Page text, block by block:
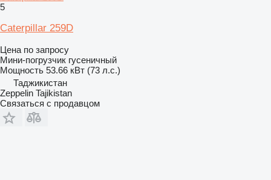
5
Caterpillar 259D
Цена по запросу
Мини-погрузчик гусеничный
Мощность 53.66 кВт (73 л.с.)
Таджикистан
Zeppelin Tajikistan
Связаться с продавцом